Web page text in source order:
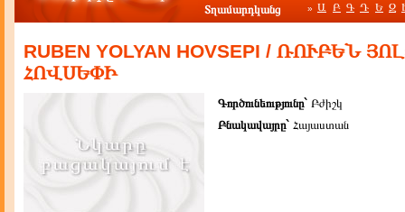
Տղամարդկանց » Ա Բ Գ Դ Ե Զ
RUBEN YOLYAN HOVSEPI / ՌՈՒԲԵՆ
ՀՈՎՍԵՓԻ
Գործունեությունը` Բժիշկ
Բնակավայրը` Հայաստան